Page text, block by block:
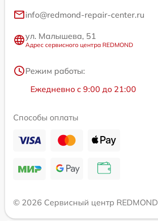
info@redmond-repair-center.ru
ул. Малышева, 51
Адрес сервисного центра REDMOND
Режим работы:
Ежедневно с 9:00 до 21:00
Способы оплаты
© 2026 Сервисный центр REDMOND